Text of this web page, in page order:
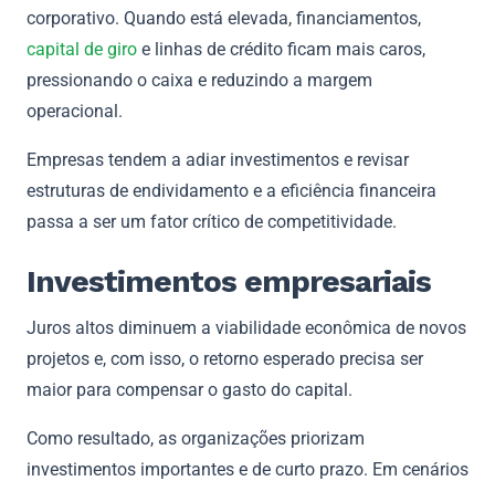
corporativo. Quando está elevada, financiamentos,
capital de giro e linhas de crédito ficam mais caros,
pressionando o caixa e reduzindo a margem
operacional.
Empresas tendem a adiar investimentos e revisar
estruturas de endividamento e a eficiência financeira
passa a ser um fator crítico de competitividade.
Investimentos empresariais
Juros altos diminuem a viabilidade econômica de novos
projetos e, com isso, o retorno esperado precisa ser
maior para compensar o gasto do capital.
Como resultado, as organizações priorizam
investimentos importantes e de curto prazo. Em cenários